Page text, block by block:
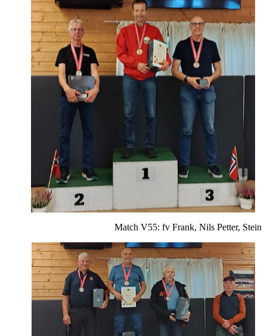
Match V55: fv Frank, Nils Petter, Stein